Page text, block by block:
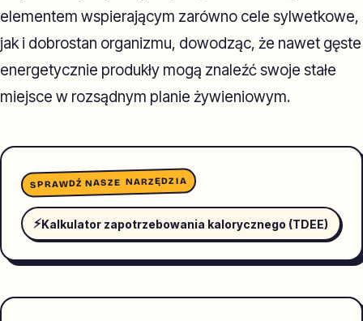
elementem wspierającym zarówno cele sylwetkowe,
jak i dobrostan organizmu, dowodząc, że nawet gęste
energetycznie produkły mogą znaleźć swoje stałe
miejsce w rozsądnym planie żywieniowym.
SPRAWDŹ NASZE NARZĘDZIA
⚡Kalkulator zapotrzebowania kalorycznego (TDEE)